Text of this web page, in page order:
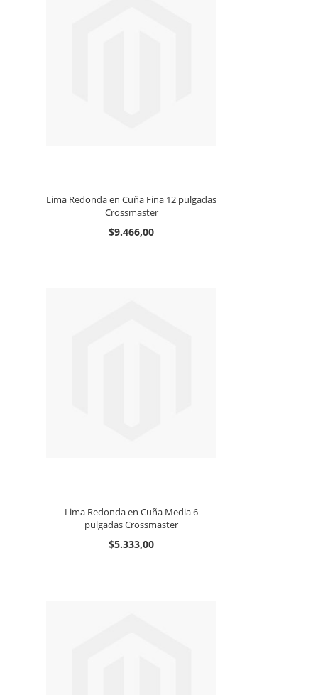
Lima Redonda en Cuña Fina 12 pulgadas
Crossmaster
$9.466,00
Lima Redonda en Cuña Media 6
pulgadas Crossmaster
$5.333,00